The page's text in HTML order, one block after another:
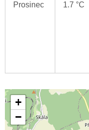
Prosinec
1.7 °C
+
−